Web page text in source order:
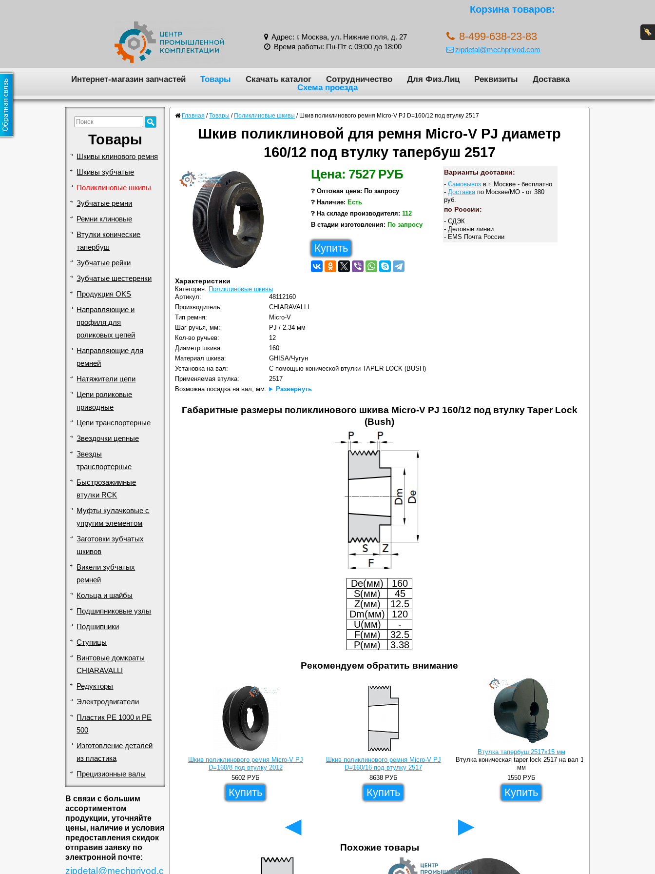
Корзина товаров:
Адрес: г. Москва, ул. Нижние поля, д. 27
Время работы: Пн-Пт с 09:00 до 18:00
8-499-638-23-83
zipdetal@mechprivod.com
Интернет-магазин запчастей Товары Скачать каталог Сотрудничество Для Физ.Лиц Реквизиты
Доставка
Схема проезда
Товары
Шкивы клинового ремня
Шкивы зубчатые
Поликлиновые шкивы
Зубчатые ремни
Ремни клиновые
Втулки конические
тапербуш
Зубчатые рейки
Зубчатые шестеренки
Продукция OKS
Направляющие и
профиля для
роликовых цепей
Направляющие для
ремней
Натяжители цепи
Цепи роликовые
приводные
Цепи транспортерные
Звездочки цепные
Звезды
транспортерные
Быстрозажимные
втулки RCK
Муфты кулачковые с
упругим элементом
Заготовки зубчатых
шкивов
Викели зубчатых
ремней
Кольца и шайбы
Подшипниковые узлы
Подшипники
Ступицы
Винтовые домкраты
CHIARAVALLI
Редукторы
Электродвигатели
Пластик PE 1000 и PE
500
Изготовление деталей
из пластика
Прецизионные валы
В связи с большим
ассортиментом
продукции, уточняйте
цены, наличие и условия
предоставления скидок
отправив заявку по
электронной почте:
zipdetal@mechprivod.c
Главная / Товары / Поликлиновые шкивы / Шкив поликлинового ремня Micro-V PJ D=160/12 под втулку 2517
Шкив поликлиновой для ремня Micro-V PJ диаметр
160/12 под втулку тапербуш 2517
Цена: 7527 РУБ
❔ Оптовая цена: По запросу
❔ Наличие: Есть
❔ На складе производителя: 112
В стадии изготовления: По запросу
Купить
Варианты доставки:
-Самовывоз в г. Москве - бесплатно
- Доставка по Москве/МО - от 380
руб.
по России:
- СДЭК
- Деловые линии
- EMS Почта России
Характеристики
Категория: Поликлиновые шкивы
Артикул:
48112160
Производитель:
CHIARAVALLI
Тип ремня:
Micro-V
Шаг ручья, мм:
PJ / 2.34 мм
Кол-во ручьев:
12
Диаметр шкива:
160
Материал шкива:
GHISA/Чугун
Установка на вал:
С помощью конической втулки TAPER LOCK (BUSH)
Применяемая втулка:
2517
Возможна посадка на вал, мм:
Развернуть
Габаритные размеры поликлинового шкива Micro-V PJ 160/12 под втулку Taper Lock
(Bush)
De(мм)
160
S(мм)
45
Z(мм)
12.5
Dm(мм)
120
U(мм)
-
F(мм)
32.5
P(мм)
3.38
Рекомендуем обратить внимание
Шкив поликлинового ремня Micro-V PJ
D=160/8 под втулку 2012
5602 РУБ
Купить
Шкив поликлинового ремня Micro-V PJ
D=160/16 под втулку 2517
8638 РУБ
Купить
Втулка тапербуш 2517x15 мм
Втулка коническая taper lock 2517 на вал 15
мм
1550 РУБ
Купить
◄ ►
Похожие товары